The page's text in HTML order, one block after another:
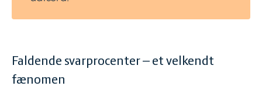
Faldende svarprocenter – et velkendt
fænomen